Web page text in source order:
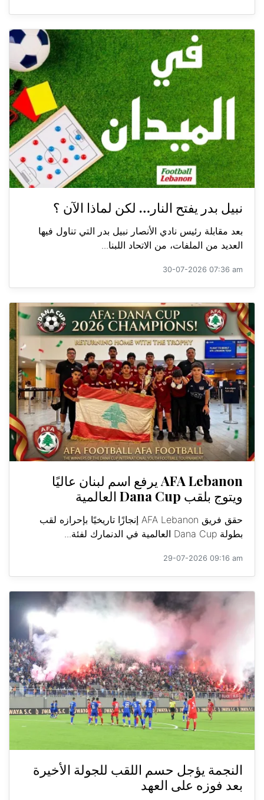
نبيل بدر يفتح النار… لكن لماذا الآن ؟
بعد مقابلة رئيس نادي الأنصار نبيل بدر التي تناول فيها
العديد من الملفات، من الاتحاد اللبنا...
30-07-2026 07:36 am
AFA Lebanon يرفع اسم لبنان عاليًا
ويتوج بلقب Dana Cup العالمية
حقق فريق AFA Lebanon إنجازًا تاريخيًا بإحرازه لقب
بطولة Dana Cup العالمية في الدنمارك لفئة...
29-07-2026 09:16 am
النجمة يؤجل حسم اللقب للجولة الأخيرة
بعد فوزه على العهد